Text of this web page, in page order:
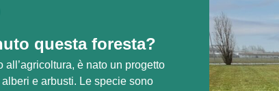
questa foresta?
è nato un progetto
e arbusti. Le specie sono